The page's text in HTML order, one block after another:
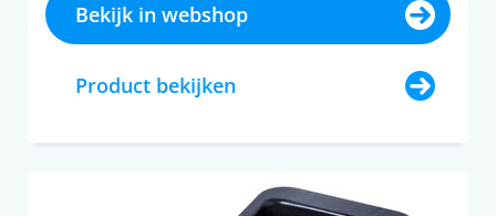
Bekijk in webshop
Product bekijken